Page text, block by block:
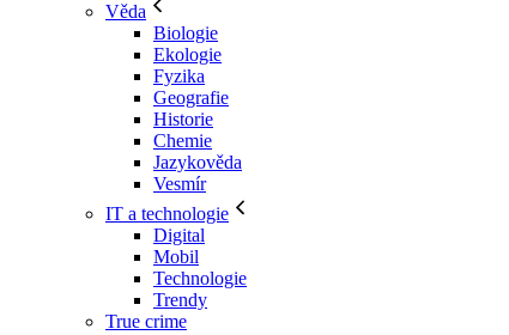
Věda
Biologie
Ekologie
Fyzika
Geografie
Historie
Chemie
Jazykověda
Vesmír
IT a technologie
Digital
Mobil
Technologie
Trendy
True crime